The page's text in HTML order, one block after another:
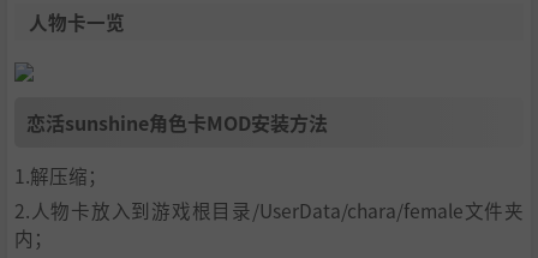
人物卡一览
恋活sunshine角色卡MOD安装方法
1.解压缩；
2.人物卡放入到游戏根目录/UserData/chara/female文件夹
内；